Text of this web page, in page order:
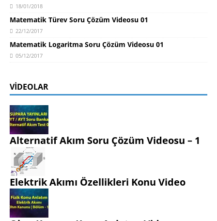
18/01/2018
Matematik Türev Soru Çözüm Videosu 01
22/12/2017
Matematik Logaritma Soru Çözüm Videosu 01
05/12/2017
VIDEOLAR
Alternatif Akım Soru Çözüm Videosu – 1
Elektrik Akımı Özellikleri Konu Video